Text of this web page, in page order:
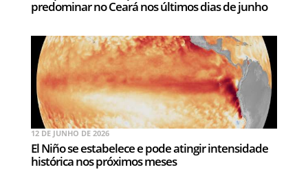
predominar no Ceará nos últimos dias de junho
12 DE JUNHO DE 2026
El Niño se estabelece e pode atingir intensidade
histórica nos próximos meses